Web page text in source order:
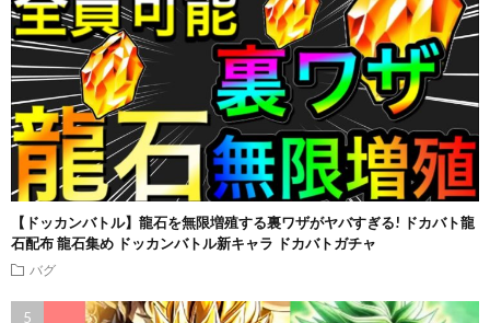
【ドッカンバトル】龍石を無限増殖する裏ワザがヤバすぎる! ドカバト龍
石配布 龍石集め ドッカンバトル新キャラ ドカバトガチャ
バグ